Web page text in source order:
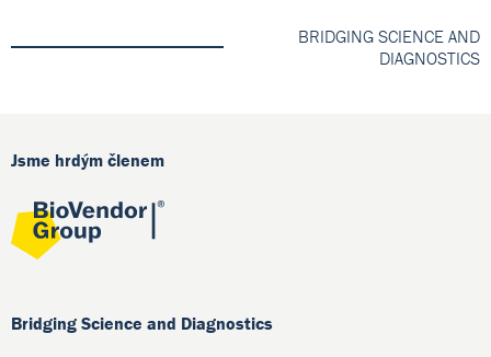
BRIDGING SCIENCE AND
DIAGNOSTICS
Jsme hrdým členem
Bridging Science and Diagnostics